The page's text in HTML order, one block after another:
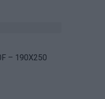
– 190X250